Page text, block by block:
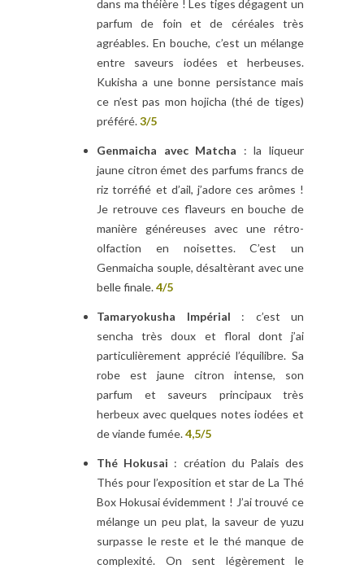
dans ma théière ! Les tiges dégagent un
parfum de foin et de céréales très
agréables. En bouche, c’est un mélange
entre saveurs iodées et herbeuses.
Kukisha a une bonne persistance mais
ce n’est pas mon hojicha (thé de tiges)
préféré.3/5
Genmaicha avec Matcha : la liqueur
jaune citron émet des parfums francs de
riz torréfié et d’ail, j’adore ces arômes !
Je retrouve ces flaveurs en bouche de
manière généreuses avec une rétro-
olfaction en noisettes. C’est un
Genmaicha souple, désaltèrant avec une
belle finale.4/5
Tamaryokusha Impérial : c’est un
sencha très doux et floral dont j’ai
particulièrement apprécié l’équilibre. Sa
robe est jaune citron intense, son
parfum et saveurs principaux très
herbeux avec quelques notes iodées et
de viande fumée.4,5/5
Thé Hokusai : création du Palais des
Thés pour l’exposition et star de La Thé
Box Hokusai évidemment ! J’ai trouvé ce
mélange un peu plat, la saveur de yuzu
surpasse le reste et le thé manque de
complexité. On sent légèrement le